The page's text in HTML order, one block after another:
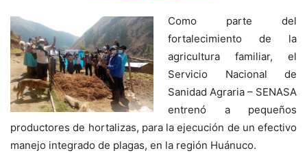
Como parte del
fortalecimiento de la
agricultura familiar, el
Servicio Nacional de
Sanidad Agraria – SENASA
entrenó a pequeños
productores de hortalizas, para la ejecución de un efectivo
manejo integrado de plagas, en la región Huánuco.